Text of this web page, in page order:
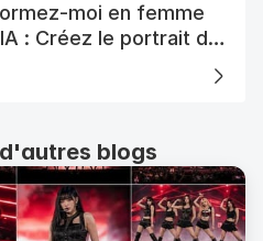
moi en femme
: Créez le portrait de
blogs